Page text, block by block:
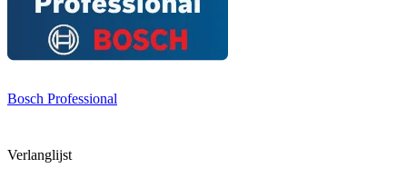
Bosch Professional
Verlanglijst